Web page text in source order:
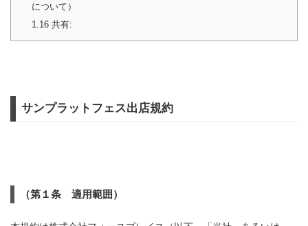
について）
1.16共有:
サンプラットフェス出店規約
（第１条 適用範囲）